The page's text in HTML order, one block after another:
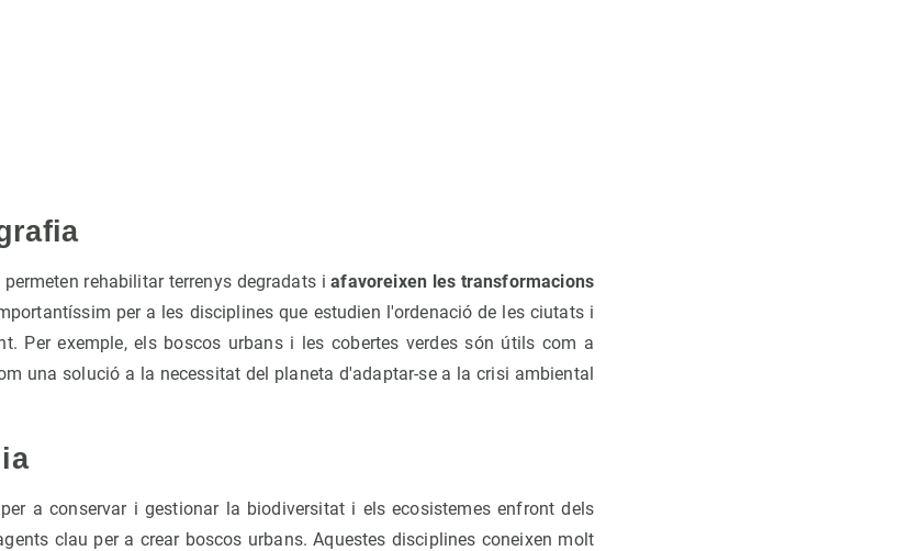
rehabilitar terrenys degradats i afavoreixen les transformacions
per a les disciplines que estudien l'ordenació de les ciutats i
Per exemple, els boscos urbans i les cobertes verdes són útils com a
una solució a la necessitat del planeta d'adaptar-se a la crisi ambiental
a conservar i gestionar la biodiversitat i els ecosistemes enfront dels
clau per a crear boscos urbans. Aquestes disciplines coneixen molt